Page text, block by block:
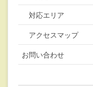
対応エリア
アクセスマップ
お問い合わせ